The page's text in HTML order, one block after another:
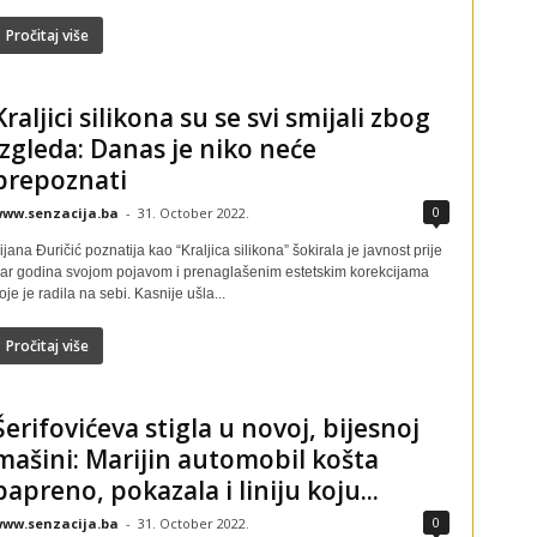
Pročitaj više
silikona su se svi smijali zbog
Danas je niko neće
- 31. October 2022. 0
Đuričić poznatija kao “Kraljica silikona” šokirala je javnost prije
godina svojom pojavom i prenaglašenim estetskim korekcijama
je radila na sebi. Kasnije ušla...
Pročitaj više
stigla u novoj, bijesnoj
Marijin automobil košta
pokazala i liniju koju...
- 31. October 2022. 0